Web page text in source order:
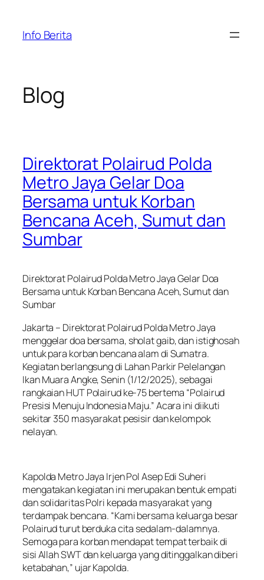
content
Info Berita
Blog
Direktorat Polairud Polda
Metro Jaya Gelar Doa
Bersama untuk Korban
Bencana Aceh, Sumut dan
Sumbar
Direktorat Polairud Polda Metro Jaya Gelar Doa
Bersama untuk Korban Bencana Aceh, Sumut dan
Sumbar
Jakarta – Direktorat Polairud Polda Metro Jaya
menggelar doa bersama, sholat gaib, dan istighosah
untuk para korban bencana alam di Sumatra.
Kegiatan berlangsung di Lahan Parkir Pelelangan
Ikan Muara Angke, Senin (1/12/2025), sebagai
rangkaian HUT Polairud ke-75 bertema “Polairud
Presisi Menuju Indonesia Maju.” Acara ini diikuti
sekitar 350 masyarakat pesisir dan kelompok
nelayan.
Kapolda Metro Jaya Irjen Pol Asep Edi Suheri
mengatakan kegiatan ini merupakan bentuk empati
dan solidaritas Polri kepada masyarakat yang
terdampak bencana. “Kami bersama keluarga besar
Polairud turut berduka cita sedalam-dalamnya.
Semoga para korban mendapat tempat terbaik di
sisi Allah SWT dan keluarga yang ditinggalkan diberi
ketabahan,” ujar Kapolda.